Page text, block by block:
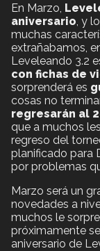
En Marzo,
aniversario , y
muchas
extrañabamos,
Leveleando 3.2
con fichas de
sorprenderá es
cosas no
regresarán al
que a muchos
regreso del
planificado para
por problemas
Marzo será un
novedades a
muchos le
próximamente
aniversario de